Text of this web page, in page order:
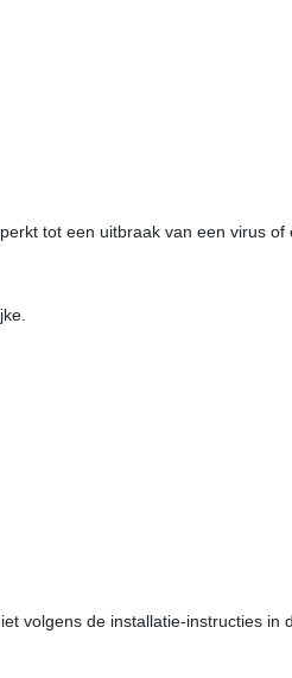
tot een uitbraak van een virus of
volgens de installatie-instructies in